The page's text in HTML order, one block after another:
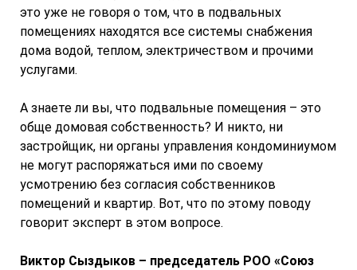
это уже не говоря о том, что в подвальных
помещениях находятся все системы снабжения
дома водой, теплом, электричеством и прочими
услугами.
А знаете ли вы, что подвальные помещения – это
обще домовая собственность? И никто, ни
застройщик, ни органы управления кондоминиумом
не могут распоряжаться ими по своему
усмотрению без согласия собственников
помещений и квартир. Вот, что по этому поводу
говорит эксперт в этом вопросе.
Виктор Сыздыков – председатель РОО «Союз